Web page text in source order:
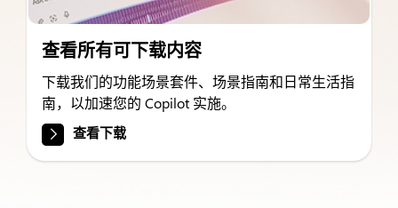
查看所有可下载内容
下载我们的功能场景套件、场景指南和日常生活指
南，以加速您的 Copilot 实施。
查看下载